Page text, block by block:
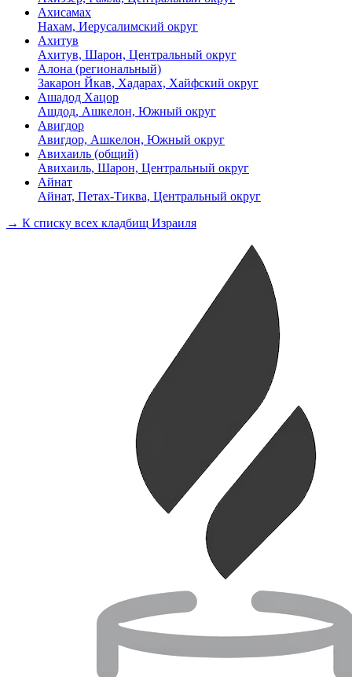
Ахисамах
Нахам, Иерусалимский округ
Ахитув
Ахитув, Шарон, Центральный округ
Алона (региональный)
Закарон Йкав, Хадарах, Хайфский округ
Ашадод Хацор
Ашдод, Ашкелон, Южный округ
Авигдор
Авигдор, Ашкелон, Южный округ
Авихаиль (общий)
Авихаиль, Шарон, Центральный округ
Айнат
Айнат, Петах-Тиква, Центральный округ
→ К списку всех кладбищ Израиля